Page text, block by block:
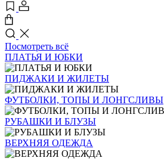
Посмотреть всё
ПЛАТЬЯ И ЮБКИ
ПИДЖАКИ И ЖИЛЕТЫ
ФУТБОЛКИ, ТОПЫ И ЛОНГСЛИВЫ
РУБАШКИ И БЛУЗЫ
ВЕРХНЯЯ ОДЕЖДА